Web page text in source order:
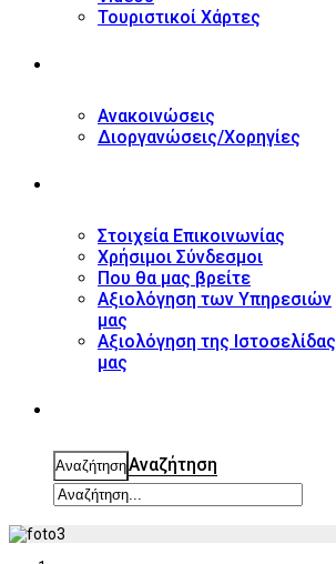
Τουριστικοί Χάρτες
Ανακοινώσεις
Διοργανώσεις/Χορηγίες
Στοιχεία Επικοινωνίας
Χρήσιμοι Σύνδεσμοι
Που θα μας βρείτε
Αξιολόγηση των Υπηρεσιών
μας
Αξιολόγηση της Ιστοσελίδας
μας
ΑναζήτησηΑναζήτηση